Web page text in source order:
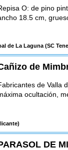
O: de pino
18.5 cm,
de La Laguna(SC
de
de Valla
ocultación,
DE